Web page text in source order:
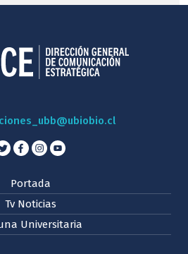
Portada
Tv Noticias
Universitaria